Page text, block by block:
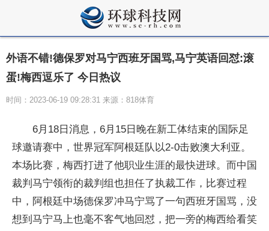
外语不错!德保罗对马宁西班牙国骂,马宁英语回怼:滚
蛋!梅西逗乐了 今日热议
时间：2023-06-19 09:28:31 来源：818体育
6月18日消息，6月15日晚在新工体结束的国际足
球邀请赛中，世界冠军阿根廷队以2-0击败澳大利亚。
本场比赛，梅西打进了他职业生涯的最快进球。而中国
裁判马宁领衔的裁判组也担任了执裁工作，比赛过程
中，阿根廷中场德保罗冲马宁骂了一句西班牙国骂，没
想到马宁马上也毫不客气地回怼，把一旁的梅西给看笑